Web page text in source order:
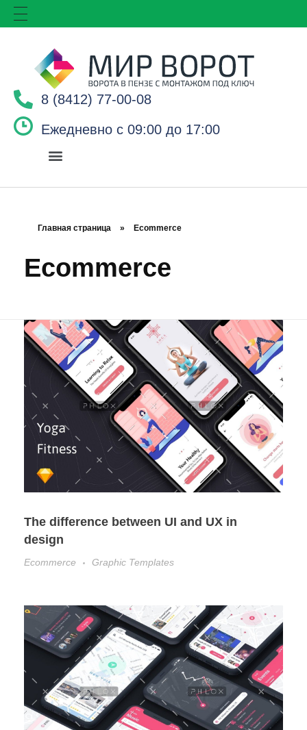
8 (8412) 77-00-08
Ежедневно с 09:00 до 17:00
Главная страница » Ecommerce
Ecommerce
The difference between UI and UX in
design
Ecommerce Graphic Templates